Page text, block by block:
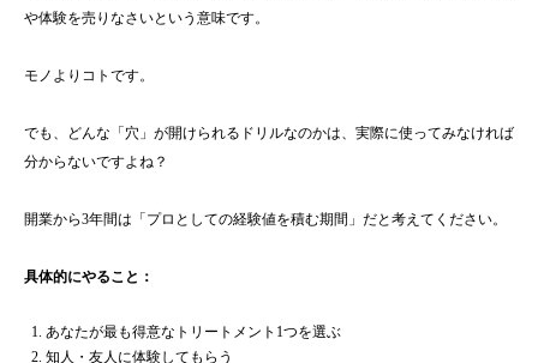
や体験を売りなさいという意味です。
モノよりコトです。
でも、どんな「穴」が開けられるドリルなのかは、実際に使ってみなければ
分からないですよね？
開業から3年間は「プロとしての経験値を積む期間」だと考えてください。
具体的にやること：
あなたが最も得意なトリートメント1つを選ぶ
知人・友人に体験してもらう